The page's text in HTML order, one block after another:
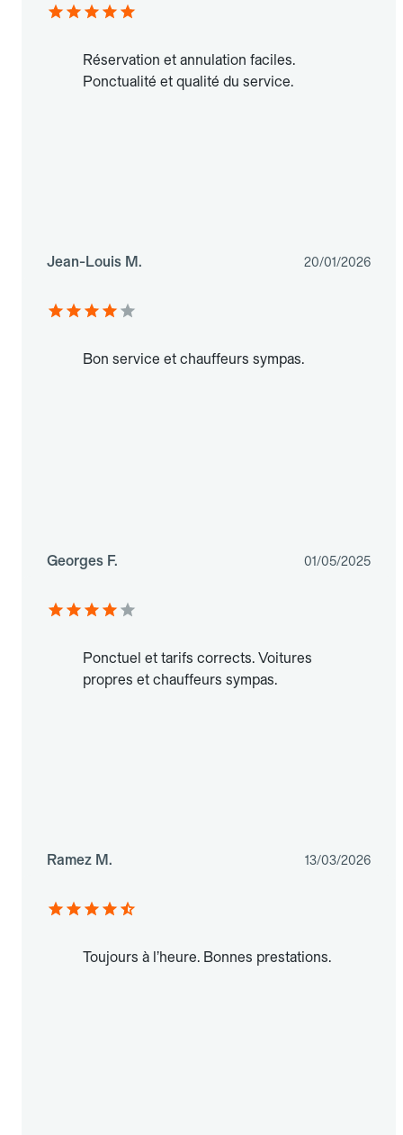
Réservation et annulation faciles.
Ponctualité et qualité du service.
Jean-Louis M. 20/01/2026
Bon service et chauffeurs sympas.
Georges F. 01/05/2025
Ponctuel et tarifs corrects. Voitures
propres et chauffeurs sympas.
Ramez M. 13/03/2026
Toujours à l’heure. Bonnes prestations.